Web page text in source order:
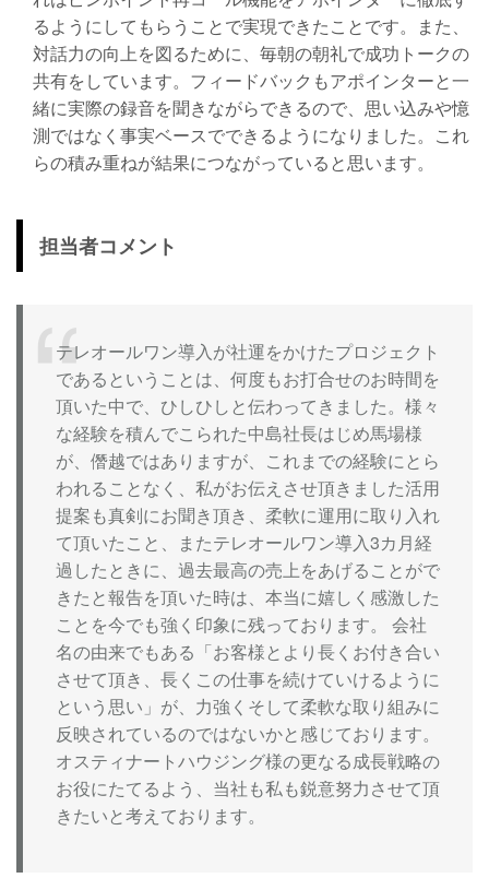
るようにしてもらうことで実現できたことです。また、
対話力の向上を図るために、毎朝の朝礼で成功トークの
共有をしています。フィードバックもアポインターと一
緒に実際の録音を聞きながらできるので、思い込みや憶
測ではなく事実ベースでできるようになりました。これ
らの積み重ねが結果につながっていると思います。
担当者コメント
テレオールワン導入が社運をかけたプロジェクト
であるということは、何度もお打合せのお時間を
頂いた中で、ひしひしと伝わってきました。様々
な経験を積んでこられた中島社長はじめ馬場様
が、僭越ではありますが、これまでの経験にとら
われることなく、私がお伝えさせ頂きました活用
提案も真剣にお聞き頂き、柔軟に運用に取り入れ
て頂いたこと、またテレオールワン導入3カ月経
過したときに、過去最高の売上をあげることがで
きたと報告を頂いた時は、本当に嬉しく感激した
ことを今でも強く印象に残っております。 会社
名の由来でもある「お客様とより長くお付き合い
させて頂き、長くこの仕事を続けていけるように
という思い」が、力強くそして柔軟な取り組みに
反映されているのではないかと感じております。
オスティナートハウジング様の更なる成長戦略の
お役にたてるよう、当社も私も鋭意努力させて頂
きたいと考えております。